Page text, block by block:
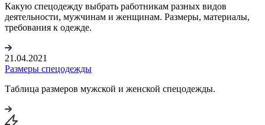
Какую спецодежду выбрать работникам разных видов
деятельности, мужчинам и женщинам. Размеры, материалы,
требования к одежде.
21.04.2021
Размеры спецодежды
Таблица размеров мужской и женской спецодежды.